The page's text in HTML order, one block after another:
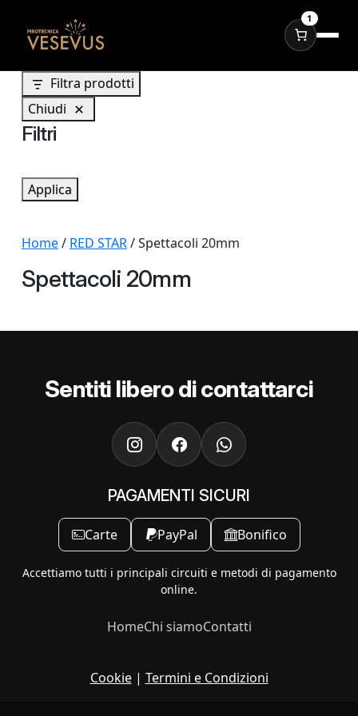
1
Filtra prodotti
Chiudi
Filtri
Applica
Home/ RED STAR/ Spettacoli 20mm
Spettacoli 20mm
Sentiti libero di contattarci
PAGAMENTI SICURI
Carte PayPal Bonifico
Accettiamo tutti i principali circuiti e metodi di pagamento
online.
HomeChi siamoContatti
Cookie| Termini e Condizioni